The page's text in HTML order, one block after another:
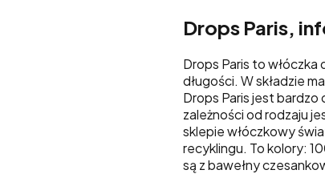
Drops Paris,
Drops Paris to włóczka
długości. W składzie
Drops Paris jest bardzo
zależności od rodzaju
sklepie włóczkowy
recyklingu. To kolory:
są z bawełny